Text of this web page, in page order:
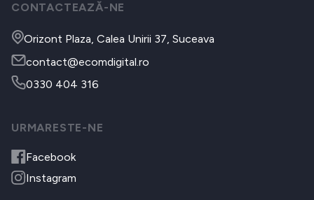
CONTACTEAZĂ-NE
Orizont Plaza, Calea Unirii 37, Suceava
contact@ecomdigital.ro
0330 404 316
URMARESTE-NE
Facebook
Instagram